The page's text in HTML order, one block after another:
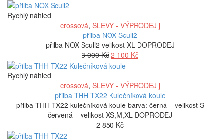
200 Kč. 950 Kč.
Rychlý náhled
crossová, SLEVY - VÝPRODEJ j
přilba NOX Scull2
přilba NOX Scull2 velikost XL DOPRODEJ
3 000Kč Původní
cena
3
000 Kč.
2 100 KčAktuální
2
100 Kč.
Rychlý náhled
crossová, SLEVY - VÝPRODEJ j
přilba THH TX22 Kulečníková koule
přilba THH TX22 kulečníková koule barva: černá velikost S
červená velikost XS,M,XL DOPRODEJ
2 850 Kč